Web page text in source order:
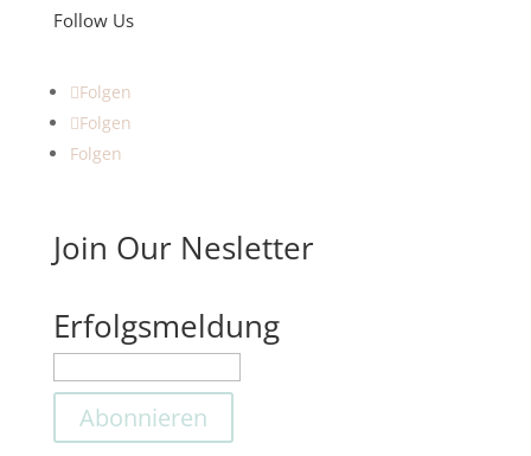
Follow Us
Folgen
Folgen
Folgen
Join Our Nesletter
Erfolgsmeldung
Abonnieren